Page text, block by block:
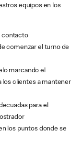
equipos en los
contacto
comenzar el turno de
marcando el
los clientes a mantener
para el
los puntos donde se